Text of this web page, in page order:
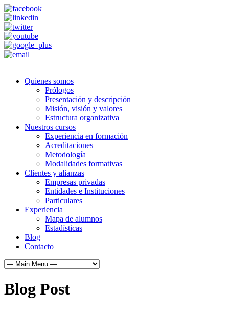
Quienes somos
Prólogos
Presentación y descripción
Misión, visión y valores
Estructura organizativa
Nuestros cursos
Experiencia en formación
Acreditaciones
Metodología
Modalidades formativas
Clientes y alianzas
Empresas privadas
Entidades e Instituciones
Particulares
Experiencia
Mapa de alumnos
Estadísticas
Blog
Contacto
Blog Post